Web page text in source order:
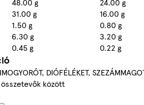
31.00 g
16.00 g
1.50 g
0.80 g
6.30 g
3.20 g
0.45 g 0.22 g
DIÓFÉLÉKET,
között